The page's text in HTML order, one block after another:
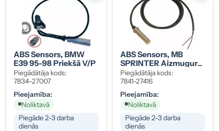
ABS Sensors, BMW
E39 95-98 Priekšā V/P
Piegādātāja kods:
7834-27007
Pieejamība:
Noliktavā
Piegāde 2-3 darba
dienās
ABS Sensors, MB
SPRINTER Aizmugurē
Kreisais/R
Piegādātāja kods:
7841-27416
Pieejamība:
Noliktavā
Piegāde 2-3 darba
dienās